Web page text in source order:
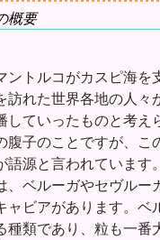
概要
ントルコがカスピ海を
訪れた世界各地の人々
していったものと考え
腹子のことですが、こ
語源と言われています
、ベルーガやセヴルー
ャビアがあります。ベ
種類であり、粒も一番